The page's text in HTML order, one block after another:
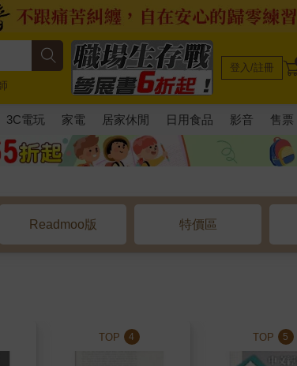
登入/註冊
3C電玩 家電 居家休閒 日用食品 影音 售票
Readmoo版 特價區
TOP 4 TOP 5